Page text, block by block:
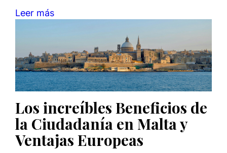
Leer más
Los increíbles Beneficios de
la Ciudadanía en Malta y
Ventajas Europeas